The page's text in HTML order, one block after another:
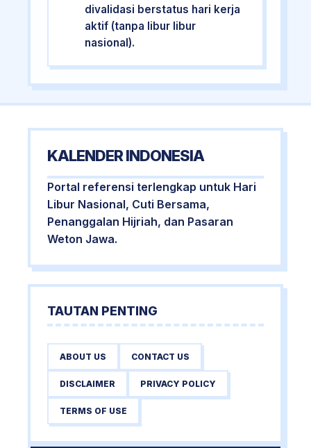
divalidasi berstatus hari kerja
aktif (tanpa libur libur
nasional).
KALENDER INDONESIA
Portal referensi terlengkap untuk Hari
Libur Nasional, Cuti Bersama,
Penanggalan Hijriah, dan Pasaran
Weton Jawa.
TAUTAN PENTING
ABOUT US CONTACT US
DISCLAIMER PRIVACY POLICY
TERMS OF USE